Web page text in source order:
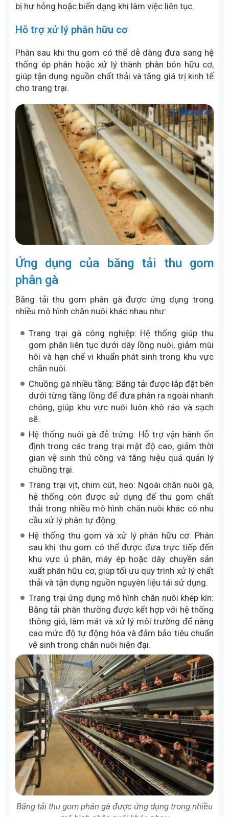
bị hư hỏng hoặc biến dạng khi làm việc liên tục.
Hỗ trợ xử lý phân hữu cơ
Phân sau khi thu gom có thể dễ dàng đưa sang hệ
thống ép phân hoặc xử lý thành phân bón hữu cơ,
giúp tận dụng nguồn chất thải và tăng giá trị kinh tế
cho trang trại.
Ứng dụng của băng tải thu gom
phân gà
Băng tải thu gom phân gà được ứng dụng trong
nhiều mô hình chăn nuôi khác nhau như:
Trang trại gà công nghiệp: Hệ thống giúp thu
gom phân liên tục dưới dãy lồng nuôi, giảm mùi
hôi và hạn chế vi khuẩn phát sinh trong khu vực
chăn nuôi.
Chuồng gà nhiều tầng: Băng tải được lắp đặt bên
dưới từng tầng lồng để đưa phân ra ngoài nhanh
chóng, giúp khu vực nuôi luôn khô ráo và sạch
sẽ.
Hệ thống nuôi gà đẻ trứng: Hỗ trợ vận hành ổn
định trong các trang trại mật độ cao, giảm thời
gian vệ sinh thủ công và tăng hiệu quả quản lý
chuồng trại.
Trang trại vịt, chim cút, heo: Ngoài chăn nuôi gà,
hệ thống còn được sử dụng để thu gom chất
thải trong nhiều mô hình chăn nuôi khác có nhu
cầu xử lý phân tự động.
Hệ thống thu gom và xử lý phân hữu cơ: Phân
sau khi thu gom có thể được đưa trực tiếp đến
khu vực ủ phân, máy ép hoặc dây chuyền sản
xuất phân hữu cơ, giúp tối ưu quy trình xử lý chất
thải và tận dụng nguồn nguyên liệu tái sử dụng.
Trang trại ứng dụng mô hình chăn nuôi khép kín:
Băng tải phân thường được kết hợp với hệ thống
thông gió, làm mát và xử lý môi trường để nâng
cao mức độ tự động hóa và đảm bảo tiêu chuẩn
vệ sinh trong chăn nuôi hiện đại.
Băng tải thu gom phân gà được ứng dụng trong nhiều